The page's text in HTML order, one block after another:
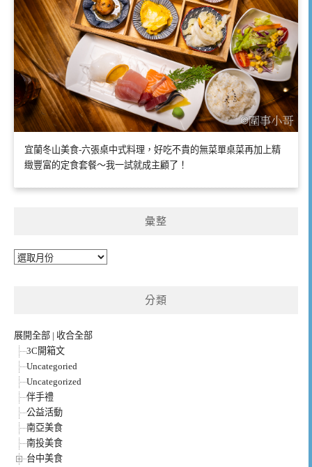
宜蘭冬山美食-六張桌中式料理，好吃不貴的無菜單桌菜再加上精
緻豐富的定食套餐～我一試就成主顧了！
彙整
彙
分類
展開全部 | 收合全部
3C開箱文
Uncategoried
Uncategorized
伴手禮
公益活動
南亞美食
南投美食
台中美食